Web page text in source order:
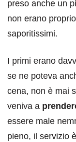
preso anche un
non erano
saporitissimi.
I primi erano
se ne poteva
cena, non è mai
veniva a
essere male
pieno, il servizio